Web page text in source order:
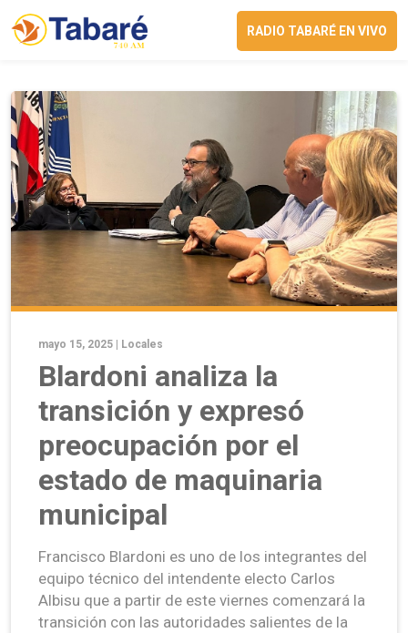
RADIO TABARÉ EN VIVO
mayo 15, 2025 | Locales
Blardoni analiza la
transición y expresó
preocupación por el
estado de maquinaria
municipal
Francisco Blardoni es uno de los integrantes del
equipo técnico del intendente electo Carlos
Albisu que a partir de este viernes comenzará la
transición con las autoridades salientes de la